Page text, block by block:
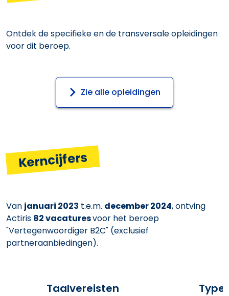
Ontdek de specifieke en de transversale opleidingen
voor dit beroep.
Zie alle opleidingen
Kerncijfers
Van januari 2023 t.e.m. december 2024, ontving
Actiris 82 vacaturesvoor het beroep
"Vertegenwoordiger B2C" (exclusief
partneraanbiedingen).
Taalvereisten